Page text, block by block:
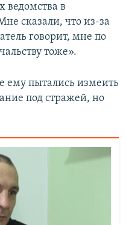
ведомства в
сказали, что из-за
говорит, мне по
тоже».
ему пытались измеить
под стражей, но